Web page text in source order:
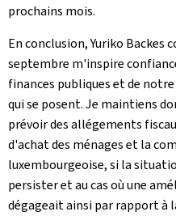
prochains mois.
En conclusion, Yuriko Backes
septembre m'inspire
finances publiques et de
qui se posent. Je maintiens
prévoir des allégements
d'achat des ménages et la
luxembourgeoise, si la
persister et au cas où une
dégageait ainsi par rapport à